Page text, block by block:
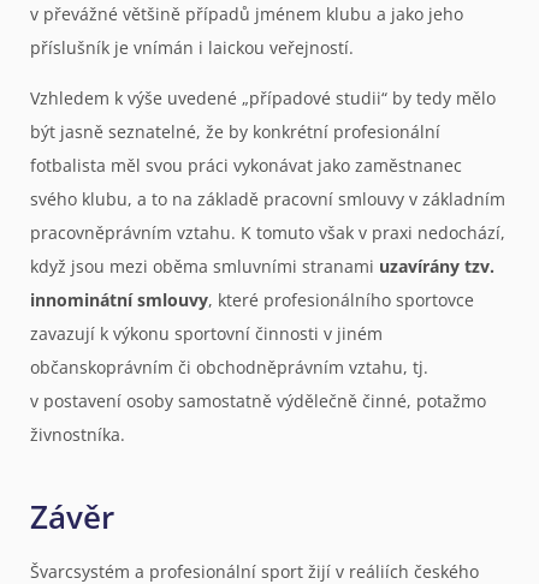
v převážné většině případů jménem klubu a jako jeho
příslušník je vnímán i laickou veřejností.
Vzhledem k výše uvedené „případové studii“ by tedy mělo
být jasně seznatelné, že by konkrétní profesionální
fotbalista měl svou práci vykonávat jako zaměstnanec
svého klubu, a to na základě pracovní smlouvy v základním
pracovněprávním vztahu. K tomuto však v praxi nedochází,
když jsou mezi oběma smluvními stranami uzavírány tzv.
innominátní smlouvy, které profesionálního sportovce
zavazují k výkonu sportovní činnosti v jiném
občanskoprávním či obchodněprávním vztahu, tj.
v postavení osoby samostatně výdělečně činné, potažmo
živnostníka.
Závěr
Švarcsystém a profesionální sport žijí v reáliích českého